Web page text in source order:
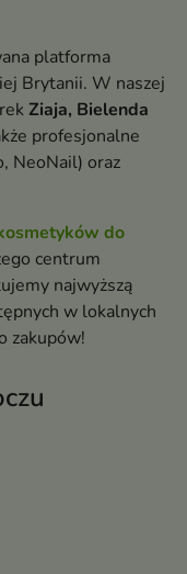
platforma
Brytanii. W naszej
Ziaja, Bielenda
profesjonalne
NeoNail) oraz
do
centrum
najwyższą
w lokalnych
zakupów!